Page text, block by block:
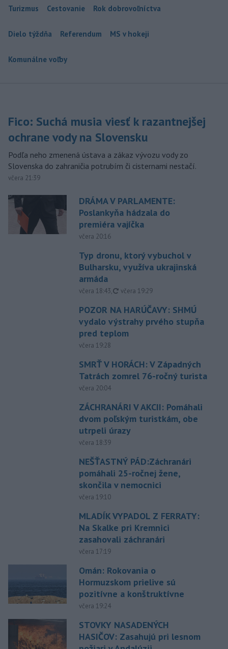
Turizmus Cestovanie Rok dobrovoľníctva
Dielo týždňa Referendum MS v hokeji
Komunálne voľby
Fico: Suchá musia viesť k razantnejšej
ochrane vody na Slovensku
Podľa neho zmenená ústava a zákaz vývozu vody zo
Slovenska do zahraničia potrubím či cisternami nestačí.
včera 21:39
DRÁMA V PARLAMENTE:
Poslankyňa hádzala do
premiéra vajíčka
včera 20:16
Typ dronu, ktorý vybuchol v
Bulharsku, využíva ukrajinská
armáda
včera 18:43, aktualizované
včera 19:29
POZOR NA HARÚČAVY: SHMÚ
vydalo výstrahy prvého stupňa
pred teplom
včera 19:28
SMRŤ V HORÁCH: V Západných
Tatrách zomrel 76-ročný turista
včera 20:04
ZÁCHRANÁRI V AKCII: Pomáhali
dvom poľským turistkám, obe
utrpeli úrazy
včera 18:39
NEŠŤASTNÝ PÁD:Záchranári
pomáhali 25-ročnej žene,
skončila v nemocnici
včera 19:10
MLADÍK VYPADOL Z FERRATY:
Na Skalke pri Kremnici
zasahovali záchranári
včera 17:19
Omán: Rokovania o
Hormuzskom prielive sú
pozitívne a konštruktívne
včera 19:24
STOVKY NASADENÝCH
HASIČOV: Zasahujú pri lesnom